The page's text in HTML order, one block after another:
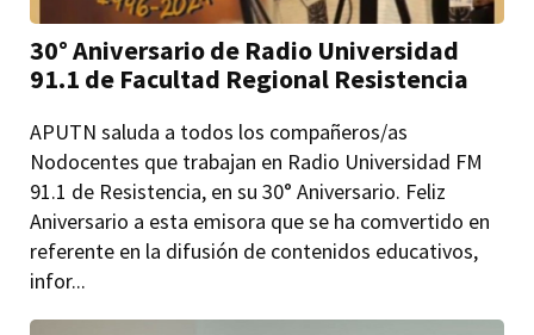
30° Aniversario de Radio Universidad
91.1 de Facultad Regional Resistencia
APUTN saluda a todos los compañeros/as
Nodocentes que trabajan en Radio Universidad FM
91.1 de Resistencia, en su 30° Aniversario. Feliz
Aniversario a esta emisora que se ha comvertido en
referente en la difusión de contenidos educativos,
infor...